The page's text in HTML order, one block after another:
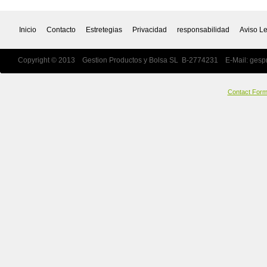
Inicio Contacto Estretegias Privacidad responsabilidad Aviso
Copyright © 2013 Gestion Productos y Bolsa SL B-2774231 E-Mail:
Contact Form